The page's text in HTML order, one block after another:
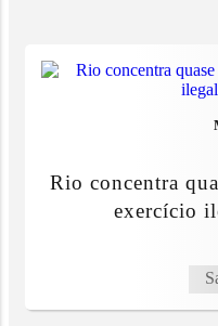
Rio concentra
exercício